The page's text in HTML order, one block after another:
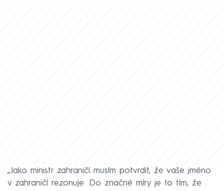
„Jako ministr zahraničí musím potvrdit, že vaše jméno
v zahraničí rezonuje. Do značné míry je to tím, že